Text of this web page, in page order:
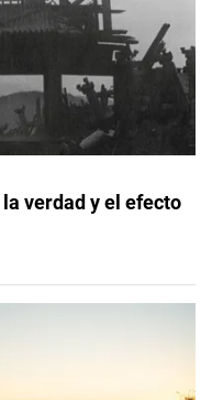
verdad y el efecto